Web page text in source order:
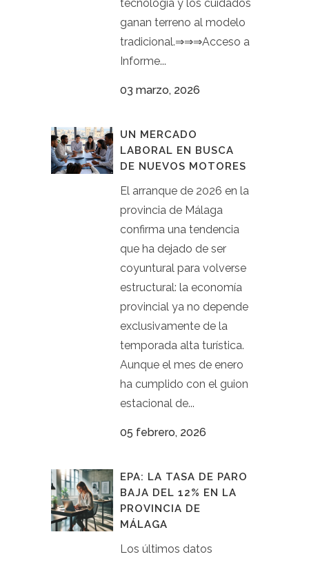
tecnología y los cuidados
ganan terreno al modelo
tradicional.⇒⇒⇒Acceso a
Informe...
03 marzo, 2026
UN MERCADO
LABORAL EN BUSCA
DE NUEVOS MOTORES
El arranque de 2026 en la
provincia de Málaga
confirma una tendencia
que ha dejado de ser
coyuntural para volverse
estructural: la economía
provincial ya no depende
exclusivamente de la
temporada alta turística.
Aunque el mes de enero
ha cumplido con el guion
estacional de...
05 febrero, 2026
EPA: LA TASA DE PARO
BAJA DEL 12% EN LA
PROVINCIA DE
MÁLAGA
Los últimos datos